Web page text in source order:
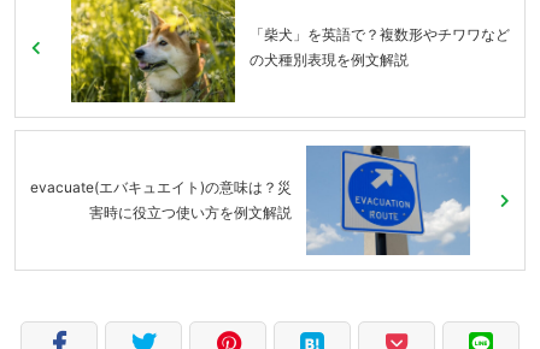
「柴犬」を英語で？複数形やチワワなど
の犬種別表現を例文解説
evacuate(エバキュエイト)の意味は？災
害時に役立つ使い方を例文解説